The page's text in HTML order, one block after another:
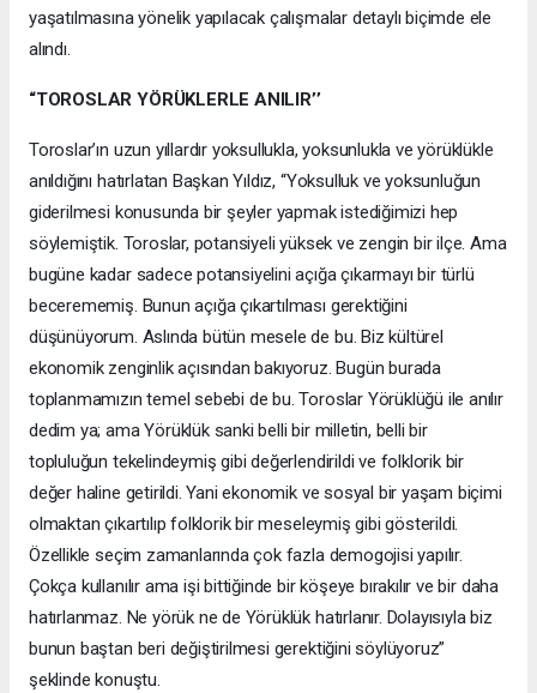
yaşatılmasına yönelik yapılacak çalışmalar detaylı biçimde ele
alındı.
“TOROSLAR YÖRÜKLERLE ANILIR’’
Toroslar’ın uzun yıllardır yoksullukla, yoksunlukla ve yörüklükle
anıldığını hatırlatan Başkan Yıldız, “Yoksulluk ve yoksunluğun
giderilmesi konusunda bir şeyler yapmak istediğimizi hep
söylemiştik. Toroslar, potansiyeli yüksek ve zengin bir ilçe. Ama
bugüne kadar sadece potansiyelini açığa çıkarmayı bir türlü
becerememiş. Bunun açığa çıkartılması gerektiğini
düşünüyorum. Aslında bütün mesele de bu. Biz kültürel
ekonomik zenginlik açısından bakıyoruz. Bugün burada
toplanmamızın temel sebebi de bu. Toroslar Yörüklüğü ile anılır
dedim ya; ama Yörüklük sanki belli bir milletin, belli bir
topluluğun tekelindeymiş gibi değerlendirildi ve folklorik bir
değer haline getirildi. Yani ekonomik ve sosyal bir yaşam biçimi
olmaktan çıkartılıp folklorik bir meseleymiş gibi gösterildi.
Özellikle seçim zamanlarında çok fazla demogojisi yapılır.
Çokça kullanılır ama işi bittiğinde bir köşeye bırakılır ve bir daha
hatırlanmaz. Ne yörük ne de Yörüklük hatırlanır. Dolayısıyla biz
bunun baştan beri değiştirilmesi gerektiğini söylüyoruz”
şeklinde konuştu.